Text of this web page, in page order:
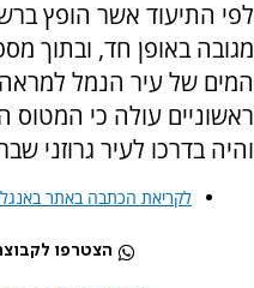
לפי התיעוד אשר הופץ
מגובה באופן חד, ובתוך
המים של עיר הנמל
ראשוניים עולה כי המטוס
והיה בדרכו לעיר גרוזני
לקריאת הכתבה באתר
הצטרפו